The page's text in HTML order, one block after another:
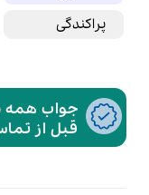
پراکندگی
جواب همه
قبل از